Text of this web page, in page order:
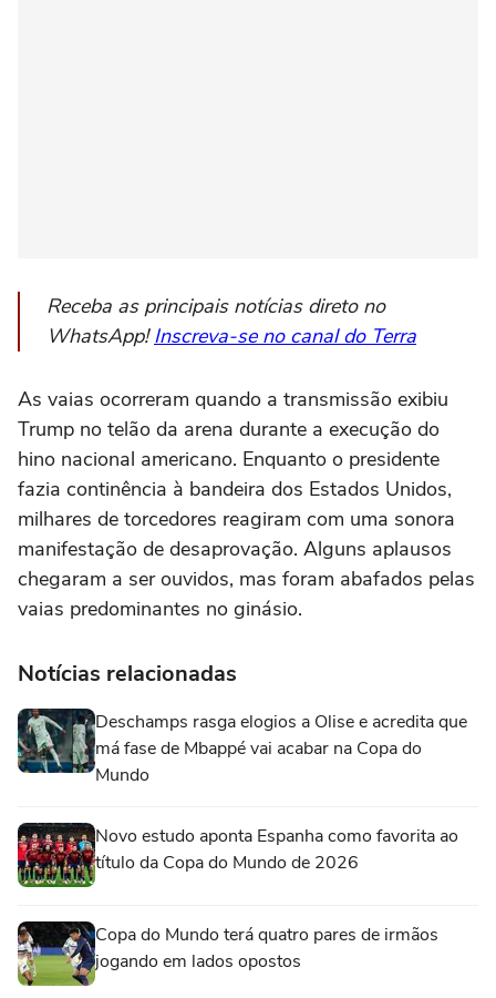
Receba as principais notícias direto no
WhatsApp!Inscreva-se no canal do Terra
As vaias ocorreram quando a transmissão exibiu
Trump no telão da arena durante a execução do
hino nacional americano. Enquanto o presidente
fazia continência à bandeira dos Estados Unidos,
milhares de torcedores reagiram com uma sonora
manifestação de desaprovação. Alguns aplausos
chegaram a ser ouvidos, mas foram abafados pelas
vaias predominantes no ginásio.
Notícias relacionadas
Deschamps rasga elogios a Olise e acredita que
má fase de Mbappé vai acabar na Copa do
Mundo
Novo estudo aponta Espanha como favorita ao
título da Copa do Mundo de 2026
Copa do Mundo terá quatro pares de irmãos
jogando em lados opostos